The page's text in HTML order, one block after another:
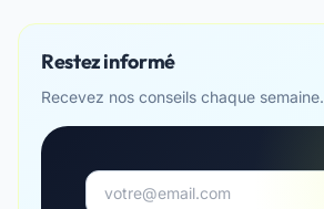
Restez informé
Recevez nos conseils chaque semaine.